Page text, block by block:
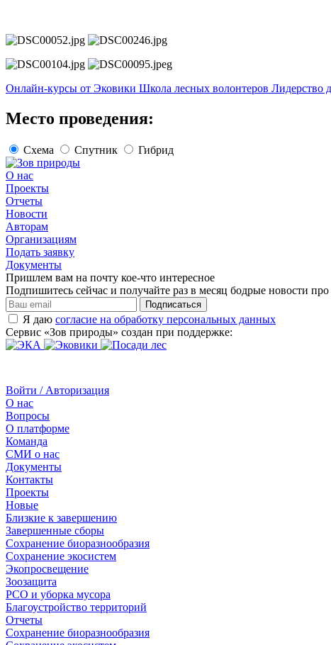
Онлайн-курсы от Эковики Школа лесных волонтеров Лидерство
Место проведения:
Схема Спутник Гибрид
О нас
Проекты
Отчеты
Новости
Авторам
Организациям
Подать заявку
Документы
Пришлем вам на почту кое-что интересное
Подпишитесь сейчас и получайте раз в месяц бодрые новости
Подписаться
Я даю согласие на обработку персональных данных
Сервис «Зов природы» создан при поддержке:
Войти / Авторизация
О нас
Вопросы
О платформе
Команда
СМИ о нас
Документы
Контакты
Проекты
Новые
Близкие к завершению
Завершенные сборы
Сохранение биоразнообразия
Сохранение экосистем
Экопросвещение
Зоозащита
РСО и уборка мусора
Благоустройство территорий
Отчеты
Сохранение биоразнообразия